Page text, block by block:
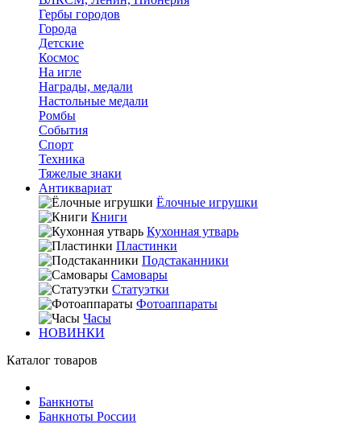
Гербы городов
Города
Детские
Космос
На игле
Награды, медали
Настольные медали
Ромбы
События
Спорт
Техника
Тяжелые знаки
Антиквариат
Ёлочные игрушки
Книги
Кухонная утварь
Пластинки
Подстаканники
Самовары
Статуэтки
Фотоаппараты
Часы
НОВИНКИ
Каталог товаров
Банкноты
Банкноты России